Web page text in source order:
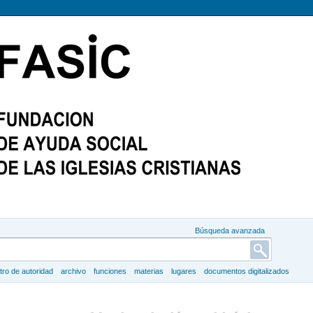
Búsqueda avanzada
de autoridad archivo funciones materias lugares documentos digitalizados